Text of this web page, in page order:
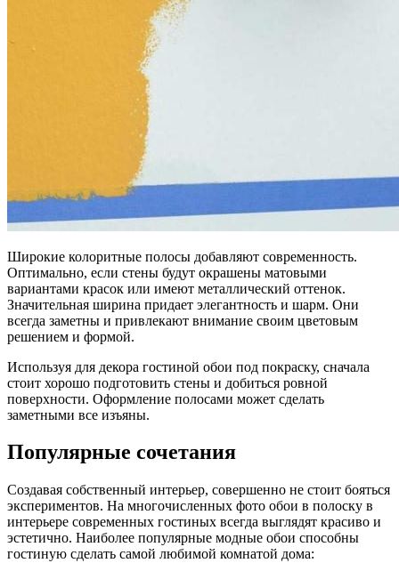
Широкие колоритные полосы добавляют современность.
Оптимально, если стены будут окрашены матовыми
вариантами красок или имеют металлический оттенок.
Значительная ширина придает элегантность и шарм. Они
всегда заметны и привлекают внимание своим цветовым
решением и формой.
Используя для декора гостиной обои под покраску, сначала
стоит хорошо подготовить стены и добиться ровной
поверхности. Оформление полосами может сделать
заметными все изъяны.
Популярные сочетания
Создавая собственный интерьер, совершенно не стоит бояться
экспериментов. На многочисленных фото обои в полоску в
интерьере современных гостиных всегда выглядят красиво и
эстетично. Наиболее популярные модные обои способны
гостиную сделать самой любимой комнатой дома: